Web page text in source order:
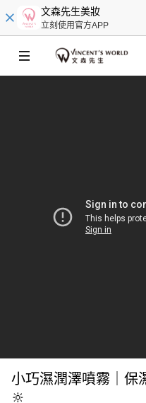
文森先生美妝
立刻使用官方APP
小巧濕潤澤噴霧｜保
🔆